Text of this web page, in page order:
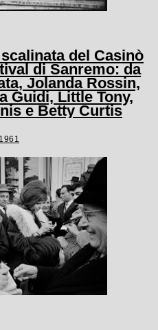
del Casinò
di Sanremo: da
Jolanda Rossin,
Guidi, Little Tony,
e Betty Curtis